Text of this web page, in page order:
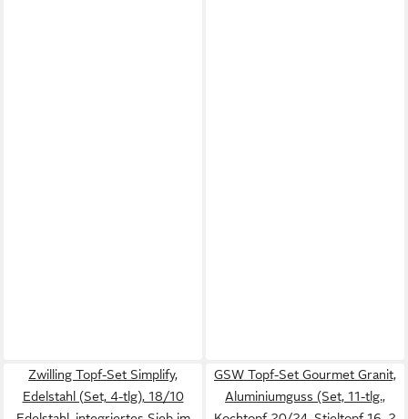
Zwilling Topf-Set Simplify,
Edelstahl (Set, 4-tlg), 18/10
GSW Topf-Set Gourmet Granit,
Aluminiumguss (Set, 11-tlg.,